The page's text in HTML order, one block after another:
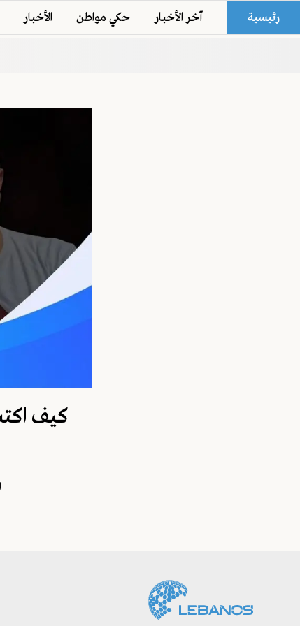
رئيسية آخر الأخبار حكي مواطن الأخبار
كيف